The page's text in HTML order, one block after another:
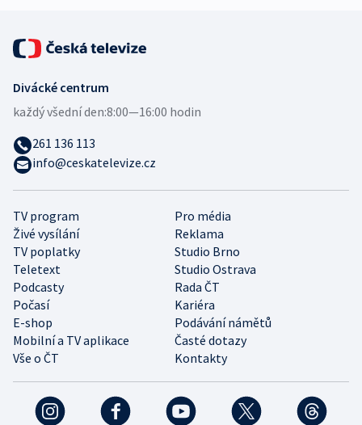
TV program
Pro média
Živé vysílání
Reklama
TV poplatky
Studio Brno
Teletext
Studio Ostrava
Podcasty
Rada ČT
Počasí
Kariéra
E-shop
Podávání námětů
Mobilní a TV aplikace
Časté dotazy
Vše o ČT
Kontakty
Divácké centrum
každý všední den:8:00—16:00 hodin
261 136 113
info@ceskatelevize.cz